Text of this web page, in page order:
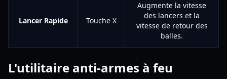
Lancer Rapide Touche X
Augmente la vitesse
des lancers et la
vitesse de retour des
balles.
L'utilitaire anti-armes à feu